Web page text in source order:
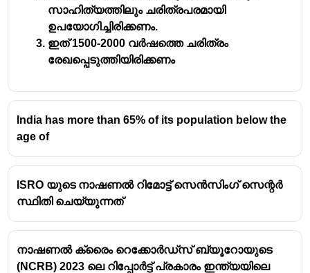
സാഹിത്യത്തിലും ചരിത്രപരമായി
ഉപയോഗിച്ചിരിക്കണം.
ഇത് 1500-2000 വർഷത്തെ ചരിത്രം
രേഖപ്പെടുത്തിയിരിക്കണം
India has more than 65% of its population below the
age of
ISRO യുടെ നാഷണൽ റിമോട്ട് സെൻസിംഗ് സെന്റർ
സ്ഥിതി ചെയ്യുന്നത്
നാഷണൽ ക്രൈം റെക്കോർഡ്സ് ബ്യൂറോയുടെ
(NCRB) 2023 ലെ റിപ്പോർട്ട് പ്രകാരം ഇന്ത്യയിലെ